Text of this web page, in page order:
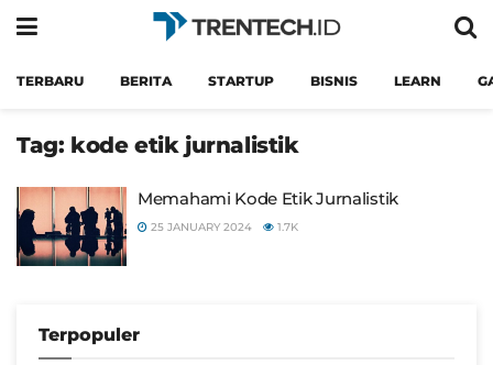
TERBARU BERITA STARTUP BISNIS LEARN
Tag: kode etik jurnalistik
Memahami Kode Etik Jurnalistik
25 JANUARY 2024 1.7K
Terpopuler